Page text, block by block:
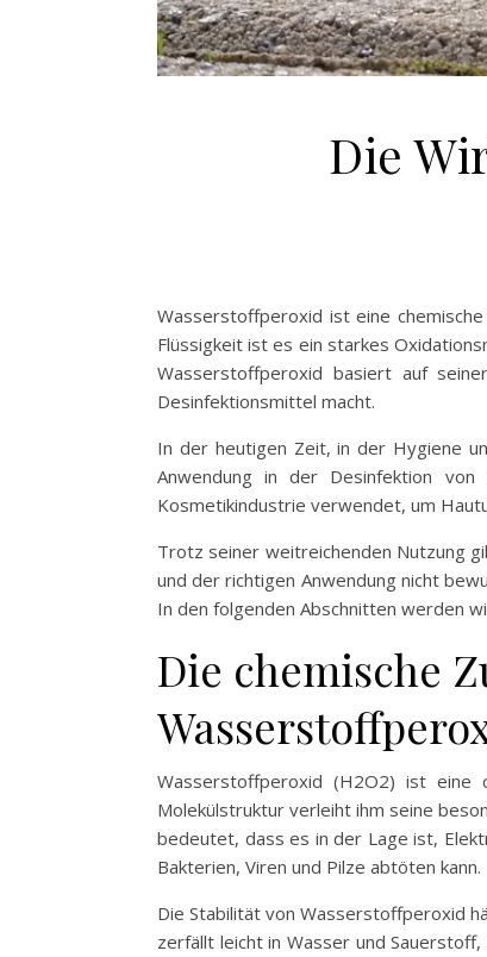
Die
Wasserstoffperoxid ist eine
Flüssigkeit ist es ein starkes
Wasserstoffperoxid basiert auf
Desinfektionsmittel macht.
In der heutigen Zeit, in der Hygiene
Anwendung in der Desinfektion
Kosmetikindustrie verwendet, um
Trotz seiner weitreichenden Nutzung
und der richtigen Anwendung nicht
In den folgenden Abschnitten werden
Die chemische
Wasserstoffperoxid (H2O2) ist eine
Molekülstruktur verleiht ihm seine
bedeutet, dass es in der Lage ist,
Bakterien, Viren und Pilze abtöten kann.
Die Stabilität von Wasserstoffperoxid
zerfällt leicht in Wasser und